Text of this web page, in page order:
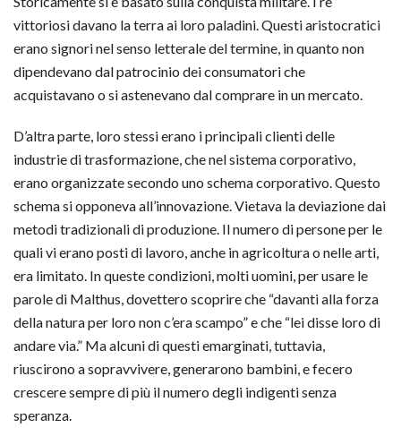
vittoriosi davano la terra ai loro paladini. Questi aristocratici
erano signori nel senso letterale del termine, in quanto non
dipendevano dal patrocinio dei consumatori che
acquistavano o si astenevano dal comprare in un mercato.
D’altra parte, loro stessi erano i principali clienti delle
industrie di trasformazione, che nel sistema corporativo,
erano organizzate secondo uno schema corporativo. Questo
schema si opponeva all’innovazione. Vietava la deviazione dai
metodi tradizionali di produzione. Il numero di persone per le
quali vi erano posti di lavoro, anche in agricoltura o nelle arti,
era limitato. In queste condizioni, molti uomini, per usare le
parole di Malthus, dovettero scoprire che “davanti alla forza
della natura per loro non c’era scampo” e che “lei disse loro di
andare via.” Ma alcuni di questi emarginati, tuttavia,
riuscirono a sopravvivere, generarono bambini, e fecero
crescere sempre di più il numero degli indigenti senza
speranza.